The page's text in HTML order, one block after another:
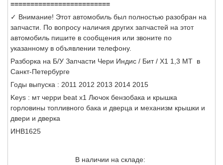
=========================
✓ Внимание! Этот автомобиль был полностью разобран на
запчасти. По вопросу наличия других запчастей на этот
автомобиль пишите в сообщения или звоните по
указанному в объявлении телефону.
Разборка на Б/У Запчасти Чери Индис / Бит / Х1 1,3 МТ в
Санкт-Петербурге
Годы выпуска : 2011 2012 2013 2014 2015
Keys : мт черри beat x1 Лючок бензобака и крышка
горловины топливного бака и дверца и механизм крышки и
двери и дверка
ИНВ1625
В наличии на складе: